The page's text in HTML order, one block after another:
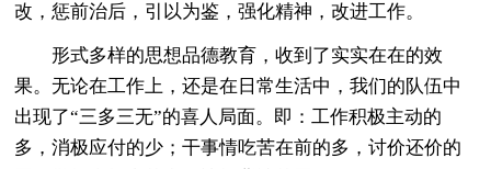
改，惩前治后，引以为鉴，强化精神，改进工作。
形式多样的思想品德教育，收到了实实在在的效
果。无论在工作上，还是在日常生活中，我们的队伍中
出现了“三多三无”的喜人局面。即：工作积极主动的
多，消极应付的少；干事情吃苦在前的多，讨价还价的